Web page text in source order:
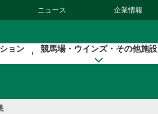
ニュース 企業情報
ョン 競馬場・ウインズ・その他施設